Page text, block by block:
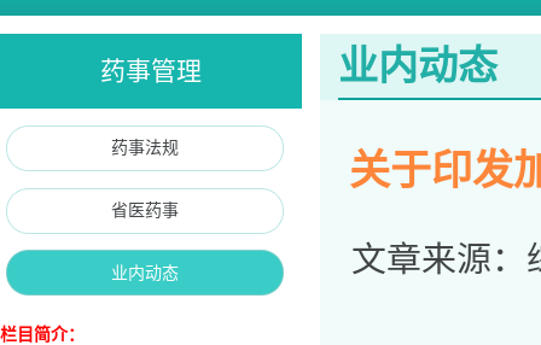
药事管理
药事法规
省医药事
业内动态
栏目简介：
业内动态
关于印发
文章来源：